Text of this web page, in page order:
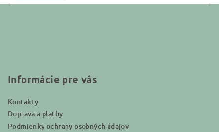
Informácie pre vás
Kontakty
Doprava a platby
Podmienky ochrany osobných údajov